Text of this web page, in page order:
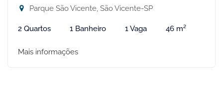
Parque São Vicente, São Vicente-SP
2 Quartos 1 Banheiro 1 Vaga 46 m²
Mais informações